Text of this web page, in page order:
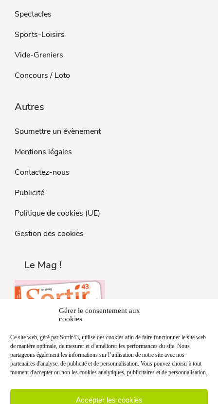
Gérer le consentement aux
cookies
Ce site web, géré par Sortir43, utilise des cookies afin de faire fonctionner le site web
de manière optimale, de mesurer et d’améliorer les performances du site. Nous
partageons également les informations sur l’utilisation de notre site avec nos
partenaires d'analyse, de publicité et de personnalisation. Vous pouvez choisir à tout
moment d'accepter ou non les cookies analytiques, publicitaires et de personnalisation.
Accepter les cookies
Spectacles
Sports-Loisirs
Vide-Greniers
Concours / Loto
Autres
Soumettre un évènement
Mentions légales
Contactez-nous
Publicité
Politique de cookies (UE)
Gestion des cookies
Le Mag !